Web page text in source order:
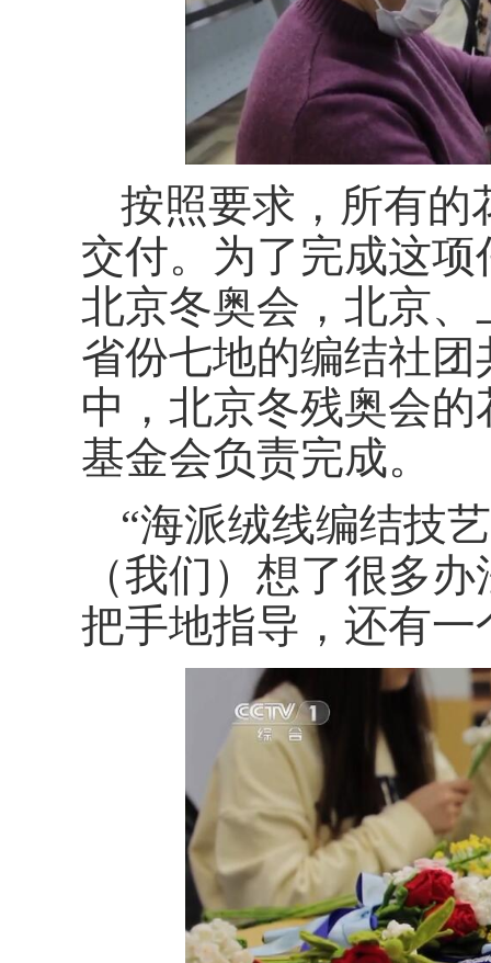
按照要求，所有的
交付。为了完成这
北京冬奥会，北京
省份七地的编结社
中，北京冬残奥会
基金会负责完成。
“海派绒线编结技
（我们）想了很多
把手地指导，还有